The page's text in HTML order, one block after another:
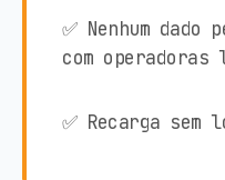
✅ Nenhum
com operadoras
✅ Recarga sem